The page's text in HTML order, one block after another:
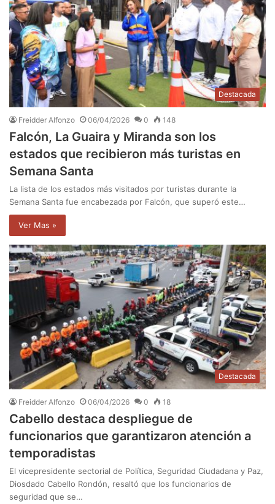
Destacada
Freidder Alfonzo 06/04/2026 0 148
Falcón, La Guaira y Miranda son los
estados que recibieron más turistas en
Semana Santa
La lista de los estados más visitados por turistas durante la
Semana Santa fue encabezada por Falcón, que superó este…
Ver Mas »
Destacada
Freidder Alfonzo 06/04/2026 0 18
Cabello destaca despliegue de
funcionarios que garantizaron atención a
temporadistas
El vicepresidente sectorial de Política, Seguridad Ciudadana y Paz,
Diosdado Cabello Rondón, resaltó que los funcionarios de
seguridad que se…